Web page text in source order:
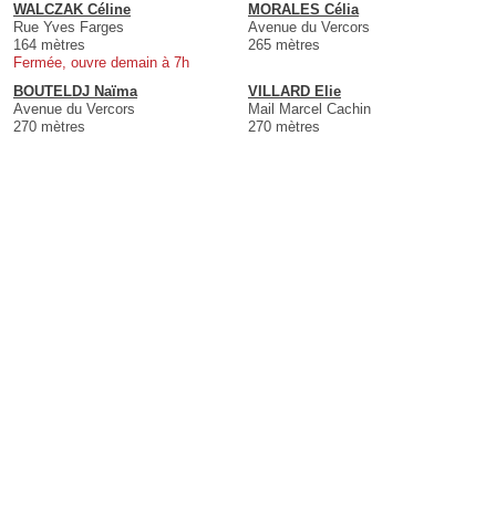
WALCZAK Céline
Rue Yves Farges
164 mètres
Fermée, ouvre demain à 7h
MORALES Célia
Avenue du Vercors
265 mètres
BOUTELDJ Naïma
Avenue du Vercors
270 mètres
VILLARD Elie
Mail Marcel Cachin
270 mètres